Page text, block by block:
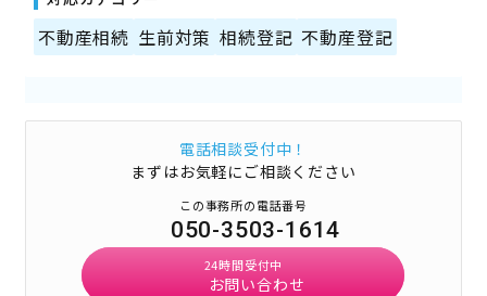
不動産相続 生前対策 相続登記 不動産登記
電話相談受付中！
まずはお気軽にご相談ください
この事務所の電話番号
050-3503-1614
24時間受付中
お問い合わせ